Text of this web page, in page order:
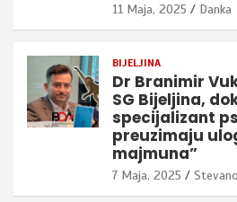
11 Maja, 2025 Danka
BIJELJINA
Dr Branimir
SG Bijeljina,
specijalizant
preuzimaju
majmuna”
7 Maja, 2025